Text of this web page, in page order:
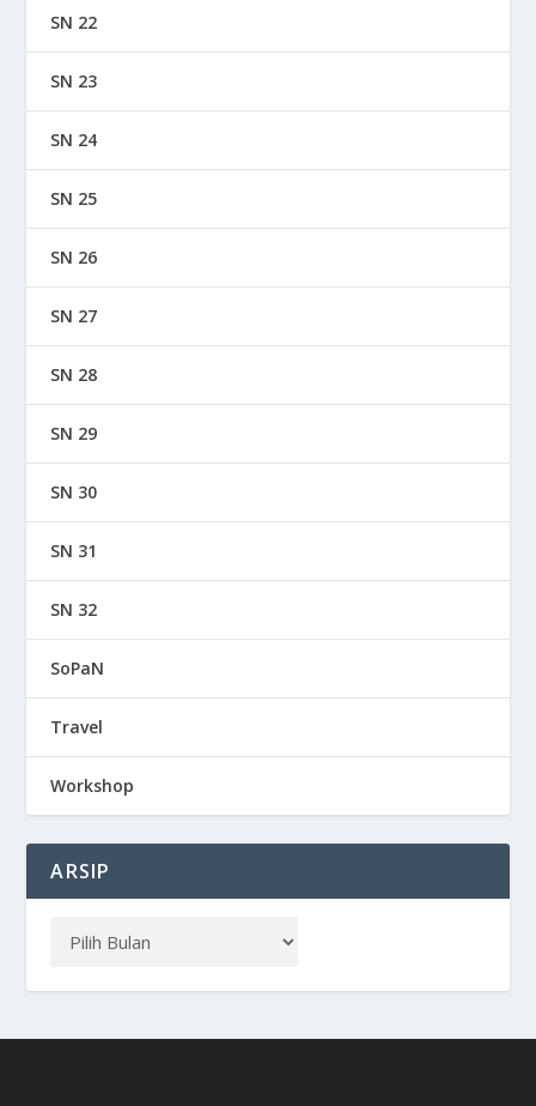
SN 22
SN 23
SN 24
SN 25
SN 26
SN 27
SN 28
SN 29
SN 30
SN 31
SN 32
SoPaN
Travel
Workshop
ARSIP